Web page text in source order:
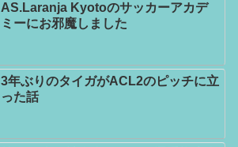
AS.Laranja Kyotoのサッカーアカデ
ミーにお邪魔しました
3年ぶりのタイガがACL2のピッチに立
った話